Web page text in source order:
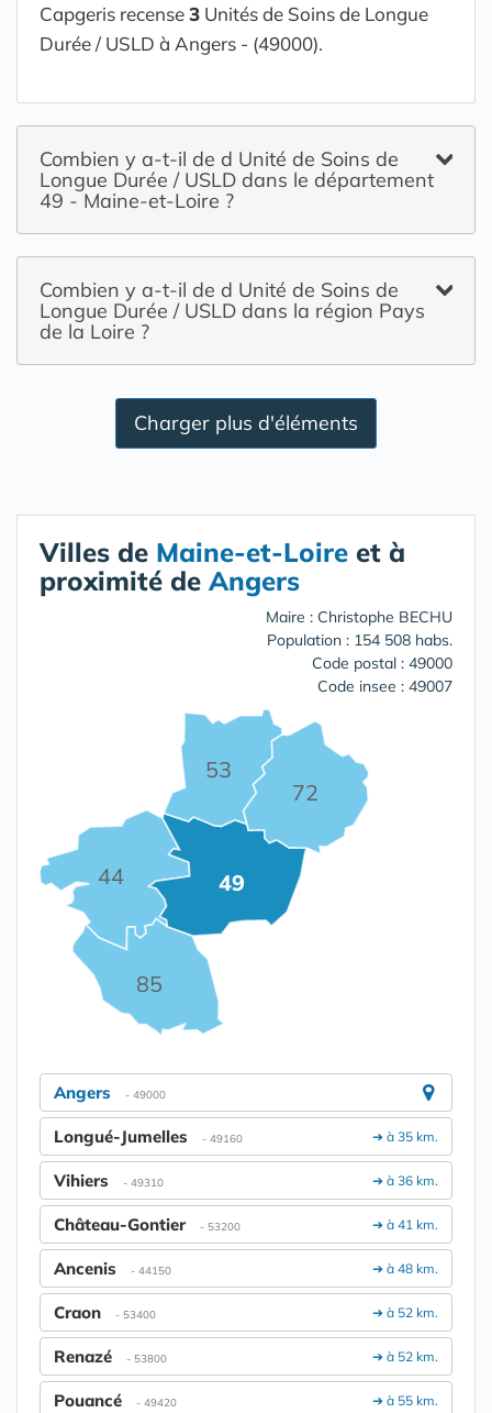
Capgeris recense3 Unités de Soins de Longue
Durée / USLD à Angers - (49000).
Combien y a-t-il de d Unité de Soins de
Longue Durée / USLD dans le département
49 - Maine-et-Loire ?
Combien y a-t-il de d Unité de Soins de
Longue Durée / USLD dans la région Pays
de la Loire ?
Charger plus d'éléments
Villes de Maine-et-Loire et à
proximité de Angers
Maire : Christophe BECHU
Population : 154 508 habs.
Code postal : 49000
Code insee : 49007
44 49
53
72
85
Angers - 49000
➔ à 35 km.
Longué-Jumelles - 49160
➔ à 36 km.
Vihiers - 49310
➔ à 41 km.
Château-Gontier - 53200
➔ à 48 km.
Ancenis - 44150
➔ à 52 km.
Craon - 53400
➔ à 52 km.
Renazé - 53800
➔ à 55 km.
Pouancé - 49420